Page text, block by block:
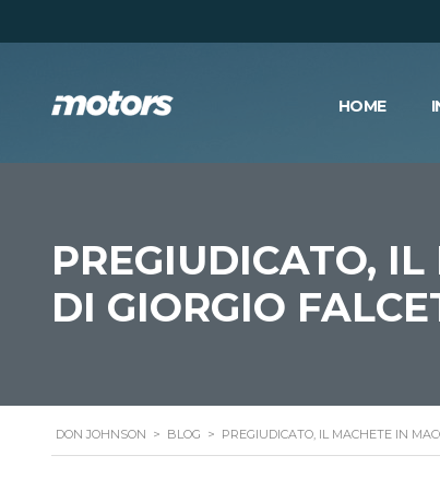
HOME
PREGIUDICATO, IL
DI GIORGIO
DON JOHNSON > BLOG > PREGIUDICATO, IL MACHETE IN